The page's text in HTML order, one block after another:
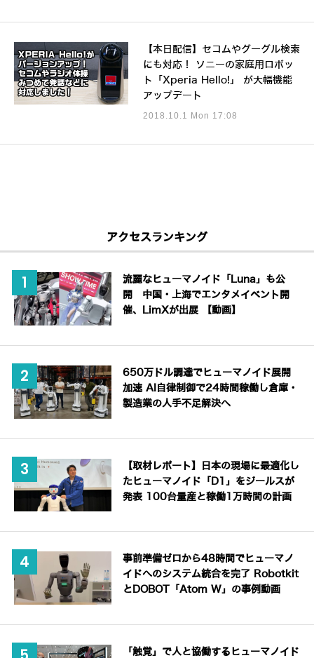
【本日配信】セコムやグーグル検索
にも対応！ ソニーの家庭用ロボッ
ト「Xperia Hello!」 が大幅機能
アップデート
2018.10.1 Mon 17:08
アクセスランキング
流麗なヒューマノイド「Luna」も公
開 中国・上海でエンタメイベント開
催、LimXが出展 【動画】
650万ドル調達でヒューマノイド展開
加速 AI自律制御で24時間稼働し倉庫・
製造業の人手不足解決へ
【取材レポート】日本の現場に最適化し
たヒューマノイド「D1」をジールスが
発表 100台量産と稼働1万時間の計画
事前準備ゼロから48時間でヒューマノ
イドへのシステム統合を完了 Robotkit
とDOBOT「Atom W」の事例動画
「触覚」で人と協働するヒューマノイド